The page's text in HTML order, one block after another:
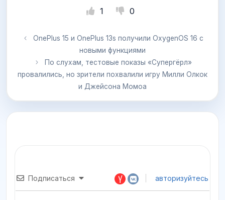
1 0
OnePlus 15 и OnePlus 13s получили OxygenOS 16 с
новыми функциями
По слухам, тестовые показы «Супергёрл»
провалились, но зрители похвалили игру Милли Олкок
и Джейсона Момоа
Подписаться авторизуйтесь